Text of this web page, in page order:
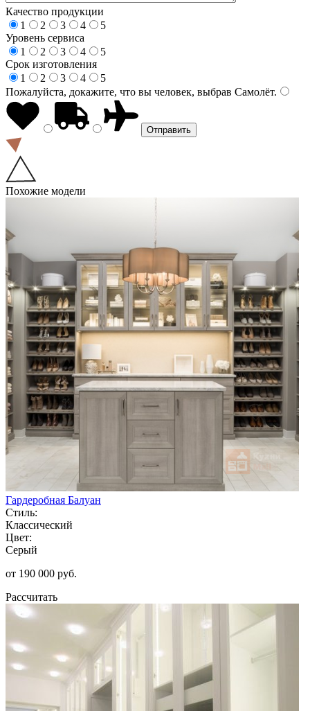
Качество продукции
1
2 3 4
5
Уровень сервиса
1
2 3 4
5
Срок изготовления
1
2 3 4
5
Пожалуйста, докажите, что вы человек, выбрав Самолёт.
Похожие модели
Гардеробная Балуан
Стиль:
Классический
Цвет:
Серый
от 190 000 руб.
Рассчитать